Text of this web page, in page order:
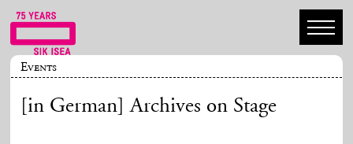
Events
[in German] Archives on Stage